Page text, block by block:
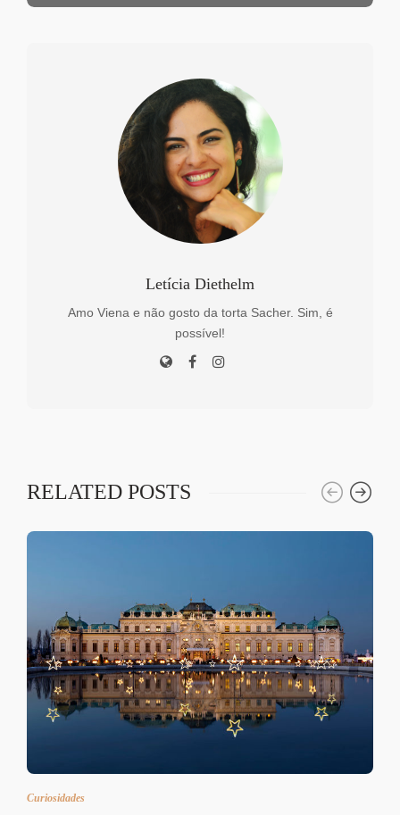
Letícia Diethelm
Amo Viena e não gosto da torta Sacher. Sim, é
possível!
RELATED POSTS
Curiosidades